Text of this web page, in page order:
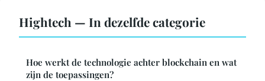
Hightech — In dezelfde categorie
Hoe werkt de technologie achter blockchain en wat
zijn de toepassingen?